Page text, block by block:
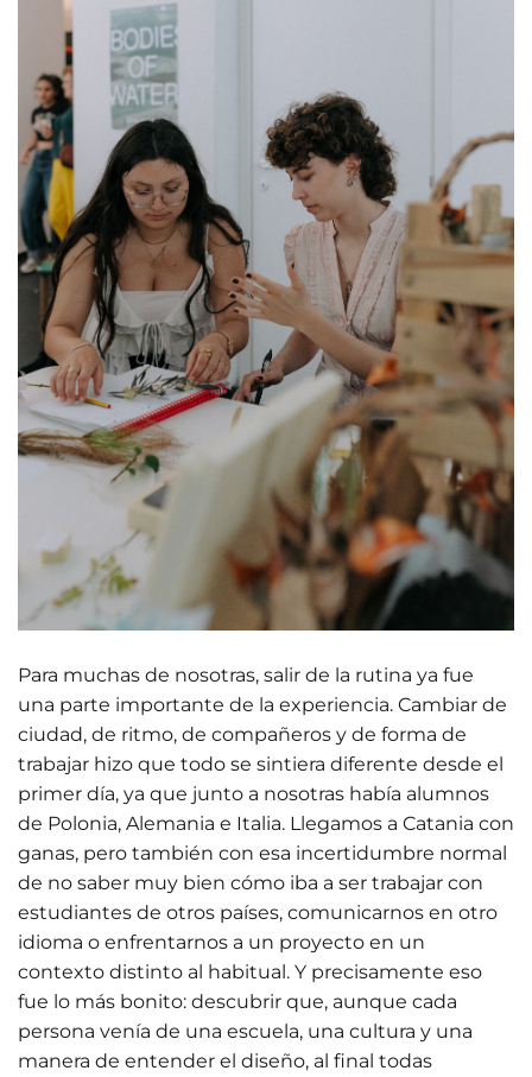
Para muchas de nosotras, salir de la rutina ya fue
una parte importante de la experiencia. Cambiar de
ciudad, de ritmo, de compañeros y de forma de
trabajar hizo que todo se sintiera diferente desde el
primer día, ya que junto a nosotras había alumnos
de Polonia, Alemania e Italia. Llegamos a Catania con
ganas, pero también con esa incertidumbre normal
de no saber muy bien cómo iba a ser trabajar con
estudiantes de otros países, comunicarnos en otro
idioma o enfrentarnos a un proyecto en un
contexto distinto al habitual. Y precisamente eso
fue lo más bonito: descubrir que, aunque cada
persona venía de una escuela, una cultura y una
manera de entender el diseño, al final todas